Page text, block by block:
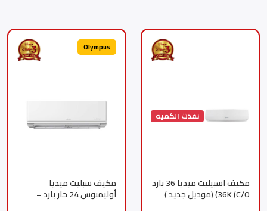
نفذت الكميه
مكيف اسبيليت ميديا 36 بارد
36K (C/O) (موديل جديد )
Olympus
مكيف سبليت ميديا
أوليمبوس 24 حار بارد –